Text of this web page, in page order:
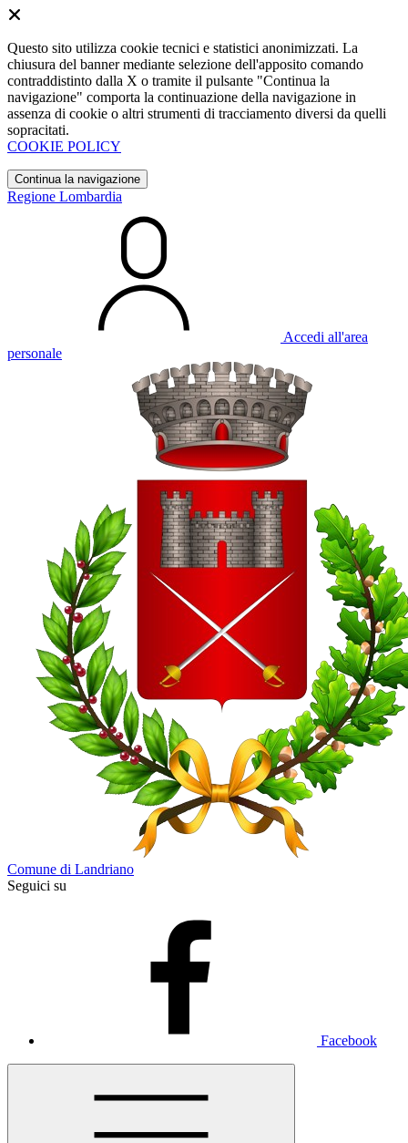
Questo sito utilizza cookie tecnici e statistici anonimizzati. La
chiusura del banner mediante selezione dell'apposito comando
contraddistinto dalla X o tramite il pulsante "Continua la
navigazione" comporta la continuazione della navigazione in
assenza di cookie o altri strumenti di tracciamento diversi da quelli
sopracitati.
COOKIE POLICY
Continua la navigazione
Regione Lombardia
Accedi all'area
personale
Comune di Landriano
Seguici su
Facebook